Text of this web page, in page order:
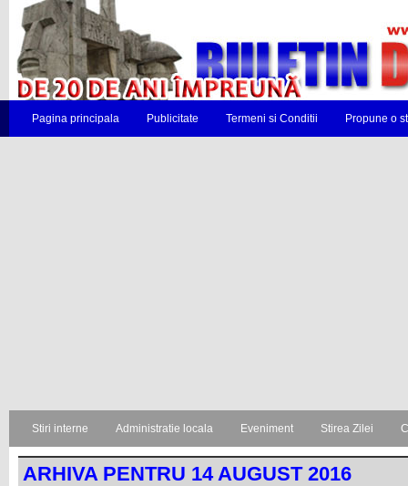
Pagina principala Publicitate Termeni si Conditii Propune o
Stiri interne Administratie locala Eveniment Stirea Zilei
ARHIVA PENTRU 14 AUGUST 2016